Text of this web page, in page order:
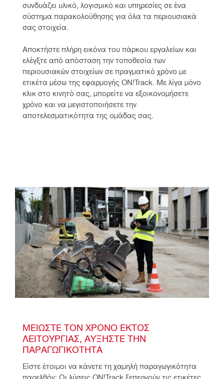
συνδυάζει υλικό, λογισμικό και υπηρεσίες σε ένα
σύστημα παρακολούθησης για όλα τα περιουσιακά
σας στοιχεία.
Αποκτήστε πλήρη εικόνα του πάρκου εργαλείων και
ελέγξτε από απόσταση την τοποθεσία των
περιουσιακών στοιχείων σε πραγματικό χρόνο με
ετικέτα μέσω της εφαρμογής ON!Track. Με λίγα μόνο
κλικ στο κινητό σας, μπορείτε να εξοικονομήσετε
χρόνο και να μεγιστοποιήσετε την
αποτελεσματικότητα της ομάδας σας.
ΜΕΙΏΣΤΕ ΤΟΝ ΧΡΌΝΟ ΕΚΤΌΣ
ΛΕΙΤΟΥΡΓΊΑΣ, ΑΥΞΉΣΤΕ ΤΗΝ
ΠΑΡΑΓΩΓΙΚΌΤΗΤΑ
Είστε έτοιμοι να κάνετε τη χαμηλή παραγωγικότητα
παρελθόν; Οι λύσεις ON!Track ξεπερνούν τις ετικέτες